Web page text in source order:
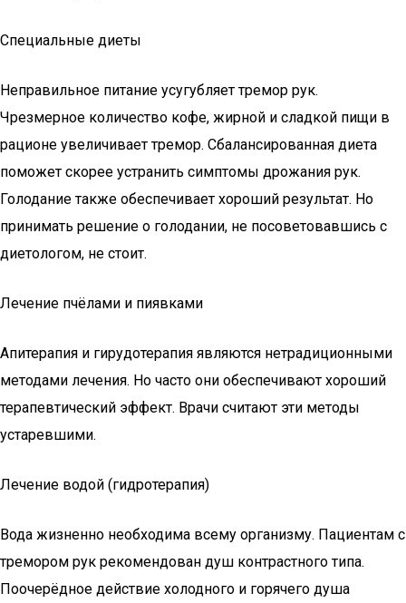
Специальные диеты
Неправильное питание усугубляет тремор рук.
Чрезмерное количество кофе, жирной и сладкой пищи в
рационе увеличивает тремор. Сбалансированная диета
поможет скорее устранить симптомы дрожания рук.
Голодание также обеспечивает хороший результат. Но
принимать решение о голодании, не посоветовавшись с
диетологом, не стоит.
Лечение пчёлами и пиявками
Апитерапия и гирудотерапия являются нетрадиционными
методами лечения. Но часто они обеспечивают хороший
терапевтический эффект. Врачи считают эти методы
устаревшими.
Лечение водой (гидротерапия)
Вода жизненно необходима всему организму. Пациентам с
тремором рук рекомендован душ контрастного типа.
Поочерёдное действие холодного и горячего душа